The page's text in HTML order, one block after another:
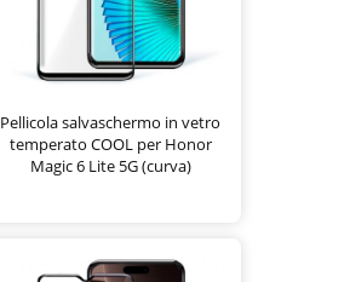
Pellicola salvaschermo in vetro
temperato COOL per Honor
Magic 6 Lite 5G (curva)